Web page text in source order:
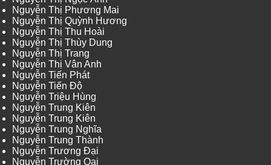
Nguyễn Thị Phương Mai
Nguyễn Thị Quỳnh Hương
Nguyễn Thị Thu Hoài
Nguyễn Thị Thùy Dung
Nguyễn Thị Trang
Nguyễn Thị Vân Anh
Nguyễn Tiến Phát
Nguyễn Tiến Độ
Nguyễn Triệu Hùng
Nguyễn Trung Kiên
Nguyễn Trung Kiên
Nguyễn Trung Nghĩa
Nguyễn Trung Thành
Nguyễn Trương Đại
Nguyễn Trường Oai